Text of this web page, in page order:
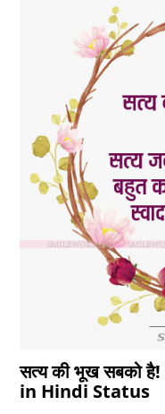
सत्य की भूख सबको
in Hindi Status